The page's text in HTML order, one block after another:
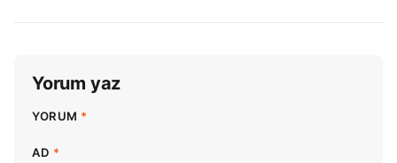
Yorum yaz
YORUM *
AD *